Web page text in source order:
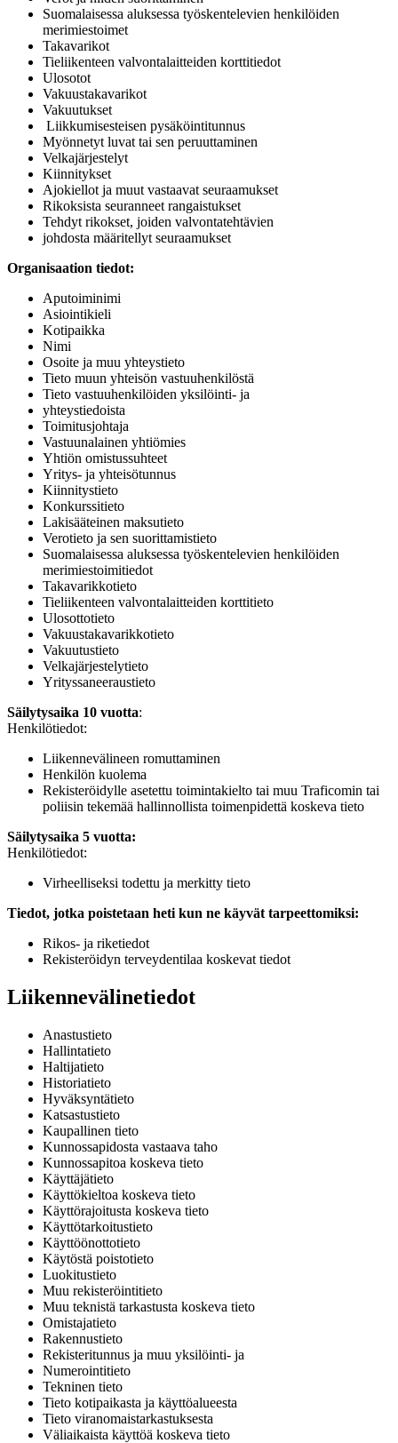
Suomalaisessa aluksessa työskentelevien henkilöiden
merimiestoimet
Takavarikot
Tieliikenteen valvontalaitteiden korttitiedot
Ulosotot
Vakuustakavarikot
Vakuutukset
Liikkumisesteisen pysäköintitunnus
Myönnetyt luvat tai sen peruuttaminen
Velkajärjestelyt
Kiinnitykset
Ajokiellot ja muut vastaavat seuraamukset
Rikoksista seuranneet rangaistukset
Tehdyt rikokset, joiden valvontatehtävien
johdosta määritellyt seuraamukset
Organisaation tiedot:
Aputoiminimi
Asiointikieli
Kotipaikka
Nimi
Osoite ja muu yhteystieto
Tieto muun yhteisön vastuuhenkilöstä
Tieto vastuuhenkilöiden yksilöinti- ja
yhteystiedoista
Toimitusjohtaja
Vastuunalainen yhtiömies
Yhtiön omistussuhteet
Yritys- ja yhteisötunnus
Kiinnitystieto
Konkurssitieto
Lakisääteinen maksutieto
Verotieto ja sen suorittamistieto
Suomalaisessa aluksessa työskentelevien henkilöiden
merimiestoimitiedot
Takavarikkotieto
Tieliikenteen valvontalaitteiden korttitieto
Ulosottotieto
Vakuustakavarikkotieto
Vakuutustieto
Velkajärjestelytieto
Yrityssaneeraustieto
Säilytysaika 10 vuotta:
Henkilötiedot:
Liikennevälineen romuttaminen
Henkilön kuolema
Rekisteröidylle asetettu toimintakielto tai muu Traficomin tai
poliisin tekemää hallinnollista toimenpidettä koskeva tieto
Säilytysaika 5 vuotta:
Henkilötiedot:
Virheelliseksi todettu ja merkitty tieto
Tiedot, jotka poistetaan heti kun ne käyvät tarpeettomiksi:
Rikos- ja riketiedot
Rekisteröidyn terveydentilaa koskevat tiedot
Liikennevälinetiedot
Anastustieto
Hallintatieto
Haltijatieto
Historiatieto
Hyväksyntätieto
Katsastustieto
Kaupallinen tieto
Kunnossapidosta vastaava taho
Kunnossapitoa koskeva tieto
Käyttäjätieto
Käyttökieltoa koskeva tieto
Käyttörajoitusta koskeva tieto
Käyttötarkoitustieto
Käyttöönottotieto
Käytöstä poistotieto
Luokitustieto
Muu rekisteröintitieto
Muu teknistä tarkastusta koskeva tieto
Omistajatieto
Rakennustieto
Rekisteritunnus ja muu yksilöinti- ja
Numerointitieto
Tekninen tieto
Tieto kotipaikasta ja käyttöalueesta
Tieto viranomaistarkastuksesta
Väliaikaista käyttöä koskeva tieto